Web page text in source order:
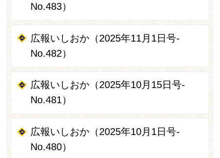
No.483）
広報いしおか（2025年11月1日号-
No.482）
広報いしおか（2025年10月15日号-
No.481）
広報いしおか（2025年10月1日号-
No.480）